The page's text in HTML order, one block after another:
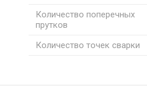
Количество поперечных
прутков
Количество точек сварки